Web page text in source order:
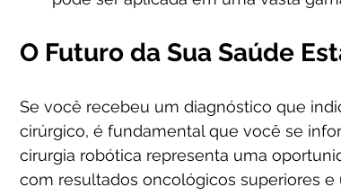
O Futuro da Sua Saúde
Se você recebeu um diagnóstico que
cirúrgico, é fundamental que você se
cirurgia robótica representa uma
com resultados oncológicos superiores